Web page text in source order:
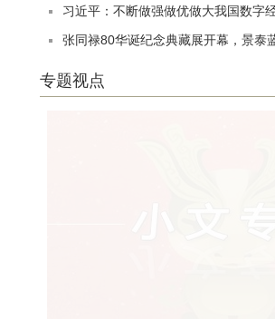
习近平：不断做强做优做大我国数字
张同禄80华诞纪念典藏展开幕，景泰
专题视点